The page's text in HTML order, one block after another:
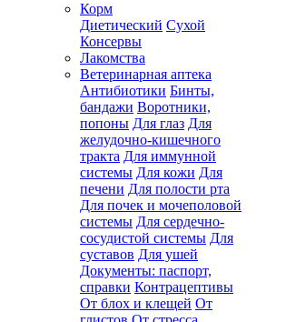
Корм
Диетический Сухой
Консервы
Лакомства
Ветеринарная аптека
Антибиотики Бинты,
бандажи Воротники,
попоны Для глаз Для
желудочно-кишечного
тракта Для иммунной
системы Для кожи Для
печени Для полости рта
Для почек и мочеполовой
системы Для сердечно-
сосудистой системы Для
суставов Для ушей
Документы: паспорт,
справки Контрацептивы
От блох и клещей От